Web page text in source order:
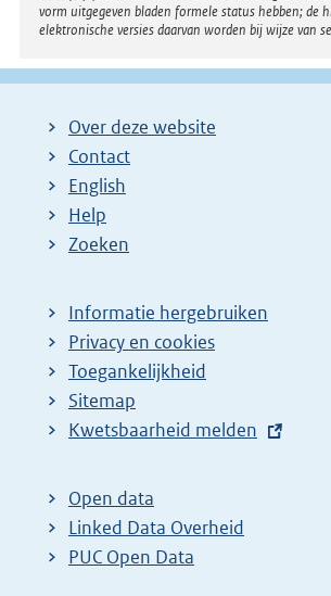
vorm uitgegeven bladen formele status hebben; de
elektronische versies daarvan worden bij wijze van
Over deze website
Contact
English
Help
Zoeken
Informatie hergebruiken
Privacy en cookies
Toegankelijkheid
Sitemap
E
t
e
r
Kwetsbaarheid melden
Open data
Linked Data Overheid
PUC Open Data